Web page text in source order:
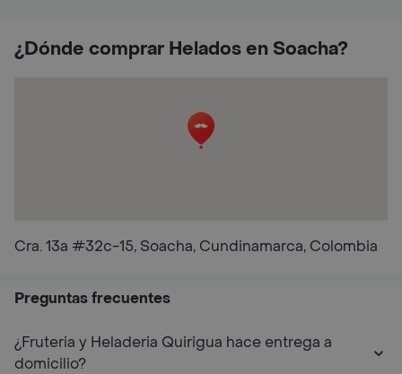
¿Dónde comprar Helados en Soacha?
Cra. 13a #32c-15, Soacha, Cundinamarca, Colombia
Preguntas frecuentes
¿Fruteria y Heladeria Quirigua hace entrega a
domicilio?